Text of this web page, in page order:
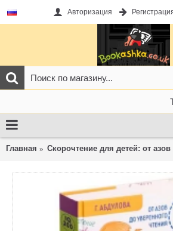
Авторизация
Главная Скорочтение для детей: от